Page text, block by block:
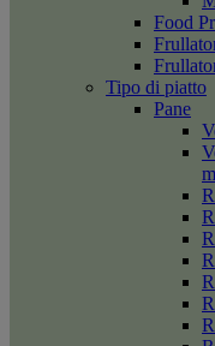
Food
Tipo di piatto
Pane